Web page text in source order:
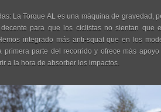
La Torque AL es una máquina de gravedad,
para que los ciclistas no sientan que
integrado más anti-squat que en los
parte del recorrido y ofrece más
a la hora de absorber los impactos.